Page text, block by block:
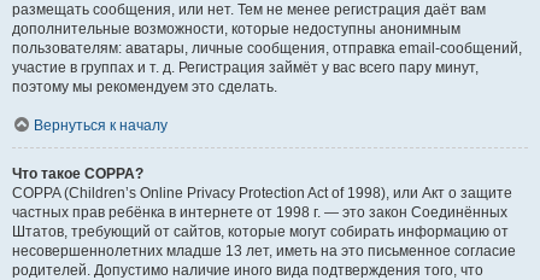
размещать сообщения, или нет. Тем не менее регистрация даёт вам
дополнительные возможности, которые недоступны анонимным
пользователям: аватары, личные сообщения, отправка email-сообщений,
участие в группах и т. д. Регистрация займёт у вас всего пару минут,
поэтому мы рекомендуем это сделать.
Вернуться к началу
Что такое COPPA?
COPPA (Children’s Online Privacy Protection Act of 1998), или Акт о защите
частных прав ребёнка в интернете от 1998 г. — это закон Соединённых
Штатов, требующий от сайтов, которые могут собирать информацию от
несовершеннолетних младше 13 лет, иметь на это письменное согласие
родителей. Допустимо наличие иного вида подтверждения того, что